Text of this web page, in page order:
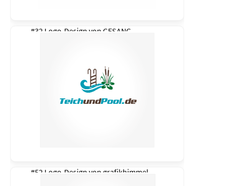
#32 Logo-Design von GESANG
#52 Logo-Design von grafikhimmel